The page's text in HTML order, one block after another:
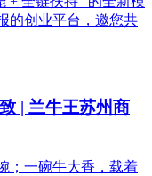
的创业平台，邀您共
| 兰牛王苏州商
；一碗牛大香，载着